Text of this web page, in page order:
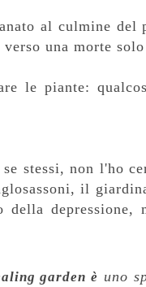
al culmine del
una morte solo
le piante:
stessi, non l'ho
il
depressione,
garden è uno